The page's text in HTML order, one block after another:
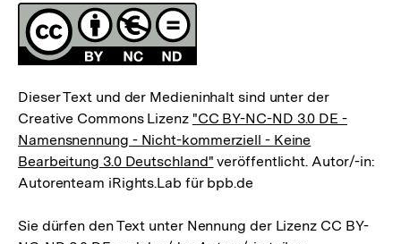
Fussnoten
Lizenz
Dieser Text und der Medieninhalt sind unter der
Creative Commons Lizenz "CC BY-NC-ND 3.0 DE -
Namensnennung - Nicht-kommerziell - Keine
Bearbeitung 3.0 Deutschland" veröffentlicht. Autor/-in:
Autorenteam iRights.Lab für bpb.de
Sie dürfen den Text unter Nennung der Lizenz CC BY-